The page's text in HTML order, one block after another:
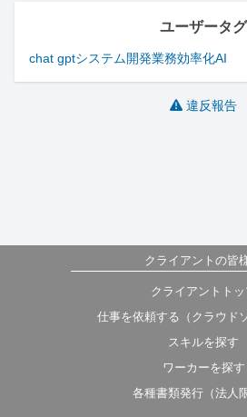
ユーザータグ
chat gptシステム開発業務効率化AI
違反報告
クライアントの皆
クライアントトッ
仕事を依頼する（クラウド
スキルを探す
ワーカーを探す
各種書類発行（法人